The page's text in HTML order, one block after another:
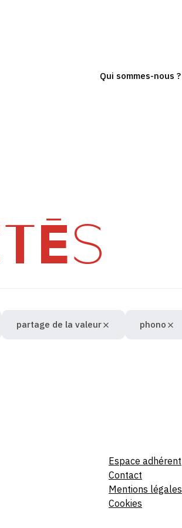
Qui sommes-nous ?
partage de la valeur phono
Espace adhérent
Contact
Mentions légales
Cookies